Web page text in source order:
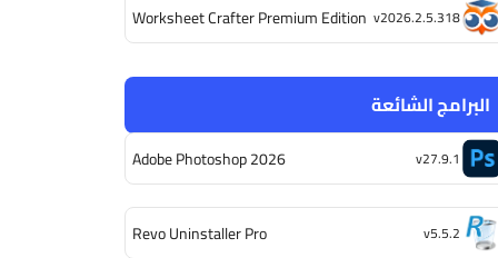
Worksheet Crafter Premium Edition v2026.2.5.318
البرامج الشائعة
Adobe Photoshop 2026 v27.9.1
Revo Uninstaller Pro v5.5.2